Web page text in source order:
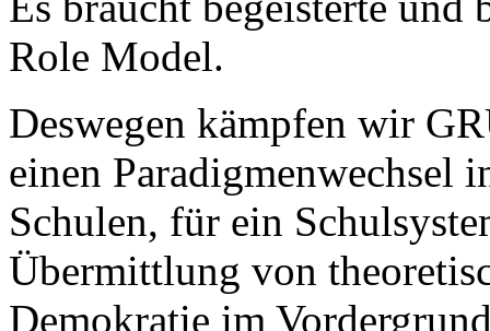
Role Model.
Deswegen kämpfen wir
einen Paradigmenwechsel
Schulen, für ein
Übermittlung von
Demokratie im